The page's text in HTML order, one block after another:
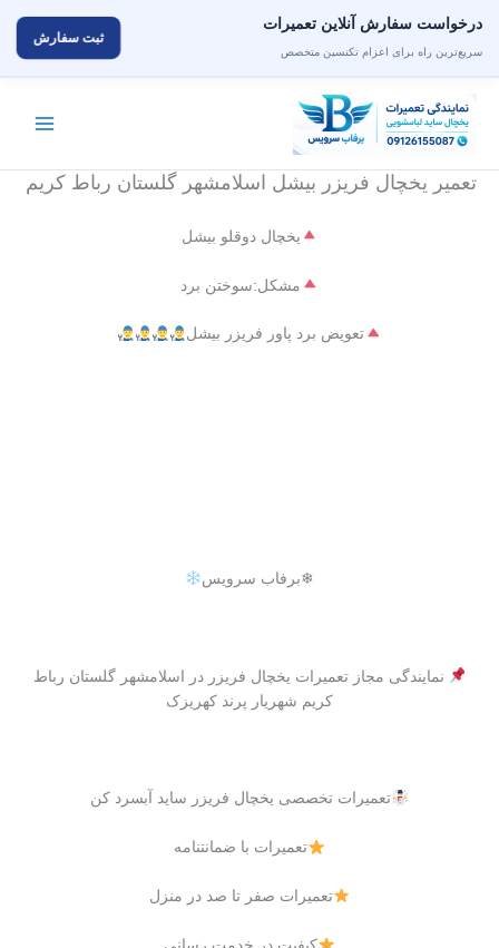
محتوا
تعمیر یخچال فریزر بیشل اسلامشهر گلستان رباط کریم
یخچال دوقلو بیشل
مشکل:سوختن برد
تعویض برد پاور فریزر بیشل
❄برفاب سرویس
نمایندگی مجاز تعمیرات یخچال فریزر در اسلامشهر گلستان رباط
کریم شهریار پرند کهریزک
تعمیرات تخصصی یخچال فریزر ساید آبسرد کن
تعمیرات با ضمانتنامه
تعمیرات صفر تا صد در منزل
درخواست سفارش آنلاین تعمیرات
سریع‌ترین راه برای اعزام تکنسین متخصص
ثبت سفارش